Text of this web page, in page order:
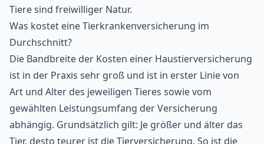
Tiere sind freiwilliger Natur.
Was kostet eine Tierkrankenversicherung im
Durchschnitt?
Die Bandbreite der Kosten einer Haustierversicherung
ist in der Praxis sehr groß und ist in erster Linie von
Art und Alter des jeweiligen Tieres sowie vom
gewählten Leistungsumfang der Versicherung
abhängig. Grundsätzlich gilt: Je größer und älter das
Tier, desto teurer ist die Tierversicherung. So ist die